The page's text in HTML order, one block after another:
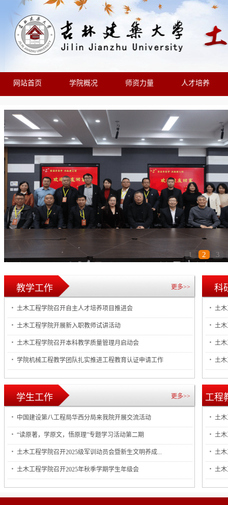
网站首页 学院概况 师资力量 人才培养
1 2 3
教学工作 更多>>
土木工程学院召开自主人才培养项目推进会
土木工程学院开展新入职教师试讲活动
土木工程学院召开本科教学质量管理月启动会
学院机械工程教学团队扎实推进工程教育认证申请工作
科
土
土
土
土
学生工作 更多>>
中国建设第八工程局华西分局来我院开展交流活动
“读原著，学原文，悟原理”专题学习活动第二期
土木工程学院召开2025级军训动员会暨新生文明养成...
土木工程学院召开2025年秋季学期学生年级会
工程
土
土
土
土